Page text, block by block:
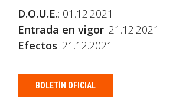
D.O.U.E.: 01.12.2021
Entrada en vigor: 21.12.2021
Efectos: 21.12.2021
BOLETÍN OFICIAL